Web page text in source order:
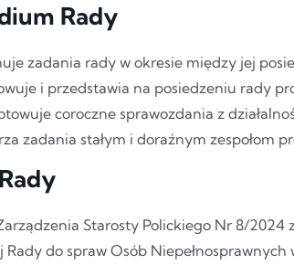
Rady
zadania rady w okresie między jej
i przedstawia na posiedzeniu rady
coroczne sprawozdania z
zadania stałym i doraźnym zespołom
Starosty Polickiego Nr 8/
Rady do spraw Osób Niepełnosprawnych